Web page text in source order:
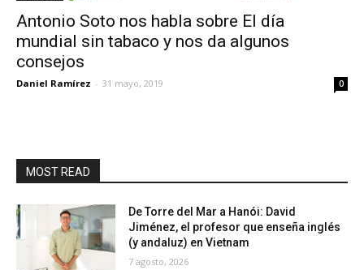
Antonio Soto nos habla sobre El día
mundial sin tabaco y nos da algunos
consejos
Daniel Ramírez - 31 mayo, 2019 0
MOST READ
De Torre del Mar a Hanói: David
Jiménez, el profesor que enseña inglés
(y andaluz) en Vietnam
7 agosto, 2026